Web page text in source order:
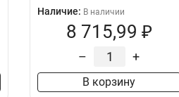
Наличие: В наличии
8 715,99 ₽
– +
В корзину